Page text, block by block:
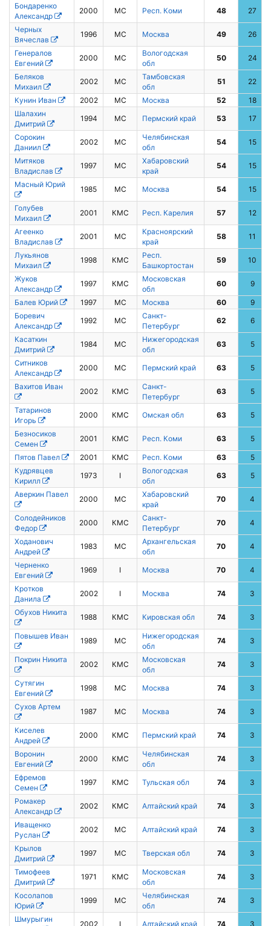
Бондаренко
Александр
2000 МС Респ. Коми 48 27
Черных
Вячеслав
1996 МС Москва 49 26
Генералов
Евгений
2000 МС
Вологодская
обл
50 24
Беляков
Михаил
2002 МС
Тамбовская
обл
51 22
Кунин Иван 2002 МС Москва 52
18
Шалахин
Дмитрий
1994 МС Пермский край 53 17
Сорокин
Даниил
2002 МС
Челябинская
обл
54 15
Митяков
Владислав
1997 МС
Хабаровский
край
54 15
Масный Юрий
1985 МС Москва 54 15
Голубев
Михаил
2001 КМС Респ. Карелия 57 12
Агеенко
Владислав
2001 МС
Красноярский
край
58 11
Лукьянов
Михаил
1998 КМС
Респ.
Башкортостан
59 10
Жуков
Александр
1997 КМС
Московская
обл
60 9
Балев Юрий 1997 МС Москва 60
9
Боревич
Александр
1992 МС
Санкт-
Петербург
62 6
Касаткин
Дмитрий
1984 МС
Нижегородская
обл
63 5
Ситников
Александр
2000 МС Пермский край 63 5
Вахитов Иван
2002 КМС
Санкт-
Петербург
63 5
Татаринов
Игорь
2000 КМС Омская обл 63 5
Безносиков
Семен
2001 КМС Респ. Коми 63 5
Пятов Павел 2001 КМС Респ. Коми 63
5
Кудрявцев
Кирилл
1973 I
Вологодская
обл
63 5
Аверкин Павел
2000 МС
Хабаровский
край
70 4
Солодейников
Федор
2000 КМС
Санкт-
Петербург
70 4
Ходанович
Андрей
1983 МС
Архангельская
обл
70 4
Черненко
Евгений
1969 I Москва 70 4
Кротков
Данила
2002 I Москва 74 3
Обухов Никита
1988 КМС Кировская обл 74 3
Повышев Иван
1989 МС
Нижегородская
обл
74 3
Покрин Никита
2002 КМС
Московская
обл
74 3
Сутягин
Евгений
1998 МС Москва 74 3
Сухов Артем
1987 МС Москва 74 3
Киселев
Андрей
2000 КМС Пермский край 74 3
Воронин
Евгений
2000 КМС
Челябинская
обл
74 3
Ефремов
Семен
1997 КМС Тульская обл 74 3
Ромакер
Александр
2002 КМС Алтайский край 74 3
Иващенко
Руслан
2002 МС Алтайский край 74 3
Крылов
Дмитрий
1997 МС Тверская обл 74 3
Тимофеев
Дмитрий
1971 КМС
Московская
обл
74 3
Косолапов
Юрий
1999 МС
Челябинская
обл
74 3
Шмурыгин
2002 I Алтайский край 74 3